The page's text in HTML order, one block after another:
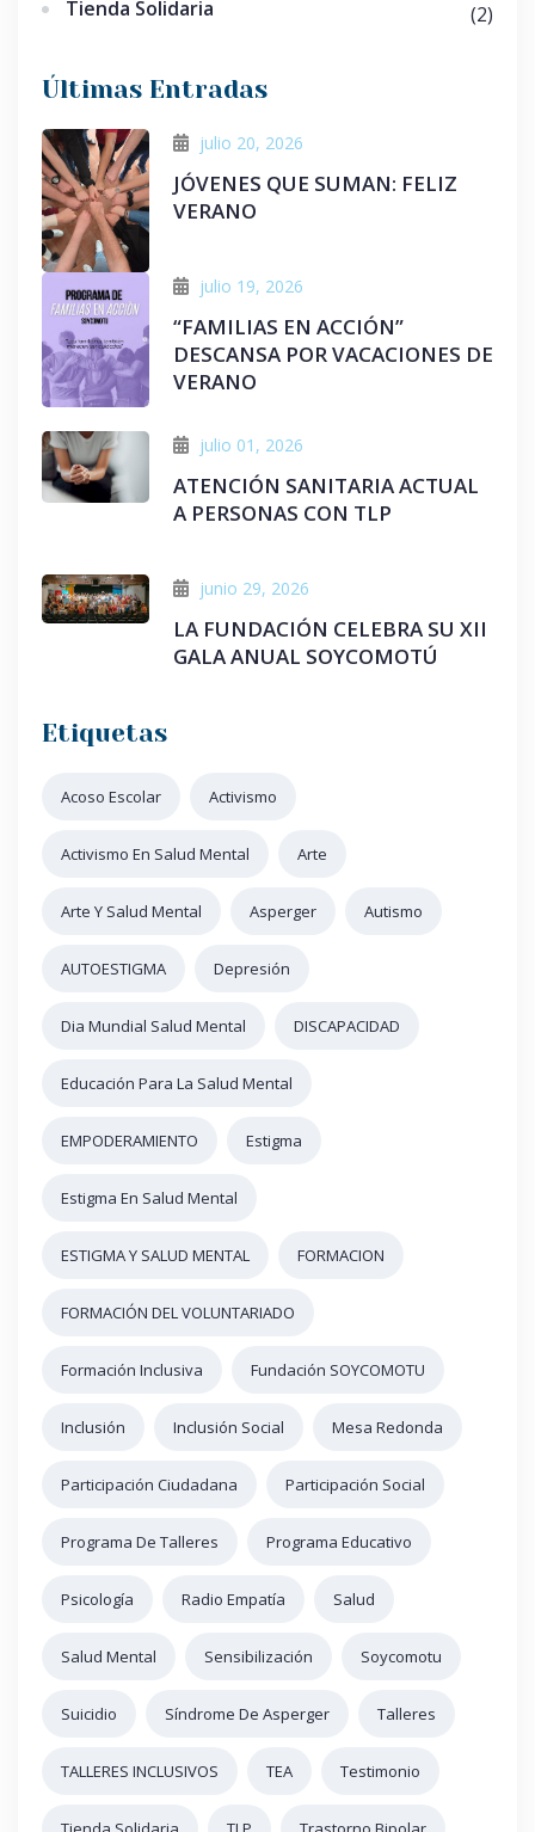
Tienda Solidaria (2)
Últimas Entradas
julio 20, 2026
JÓVENES QUE SUMAN: FELIZ
VERANO
julio 19, 2026
“FAMILIAS EN ACCIÓN”
DESCANSA POR VACACIONES DE
VERANO
julio 01, 2026
ATENCIÓN SANITARIA ACTUAL
A PERSONAS CON TLP
junio 29, 2026
LA FUNDACIÓN CELEBRA SU XII
GALA ANUAL SOYCOMOTÚ
Etiquetas
Acoso Escolar Activismo
Activismo En Salud Mental Arte
Arte Y Salud Mental Asperger Autismo
AUTOESTIGMA Depresión
Dia Mundial Salud Mental DISCAPACIDAD
Educación Para La Salud Mental
EMPODERAMIENTO Estigma
Estigma En Salud Mental
ESTIGMA Y SALUD MENTAL FORMACION
FORMACIÓN DEL VOLUNTARIADO
Formación Inclusiva Fundación SOYCOMOTU
Inclusión Inclusión Social Mesa Redonda
Participación Ciudadana Participación Social
Programa De Talleres Programa Educativo
Psicología Radio Empatía Salud
Salud Mental Sensibilización Soycomotu
Suicidio Síndrome De Asperger Talleres
TALLERES INCLUSIVOS TEA Testimonio